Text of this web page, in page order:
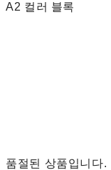
A2 컬러 블록
품절된 상품입니다.